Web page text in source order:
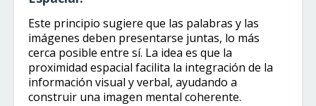
Este principio sugiere que las palabras y las
imágenes deben presentarse juntas, lo más
cerca posible entre sí. La idea es que la
proximidad espacial facilita la integración de la
información visual y verbal, ayudando a
construir una imagen mental coherente.